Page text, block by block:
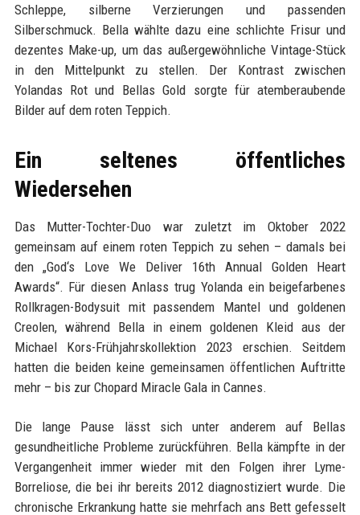
Schleppe, silberne Verzierungen und passenden
Silberschmuck. Bella wählte dazu eine schlichte Frisur und
dezentes Make-up, um das außergewöhnliche Vintage-Stück
in den Mittelpunkt zu stellen. Der Kontrast zwischen
Yolandas Rot und Bellas Gold sorgte für atemberaubende
Bilder auf dem roten Teppich.
Ein seltenes öffentliches
Wiedersehen
Das Mutter-Tochter-Duo war zuletzt im Oktober 2022
gemeinsam auf einem roten Teppich zu sehen – damals bei
den „God‘s Love We Deliver 16th Annual Golden Heart
Awards“. Für diesen Anlass trug Yolanda ein beigefarbenes
Rollkragen-Bodysuit mit passendem Mantel und goldenen
Creolen, während Bella in einem goldenen Kleid aus der
Michael Kors-Frühjahrskollektion 2023 erschien. Seitdem
hatten die beiden keine gemeinsamen öffentlichen Auftritte
mehr – bis zur Chopard Miracle Gala in Cannes.
Die lange Pause lässt sich unter anderem auf Bellas
gesundheitliche Probleme zurückführen. Bella kämpfte in der
Vergangenheit immer wieder mit den Folgen ihrer Lyme-
Borreliose, die bei ihr bereits 2012 diagnostiziert wurde. Die
chronische Erkrankung hatte sie mehrfach ans Bett gefesselt